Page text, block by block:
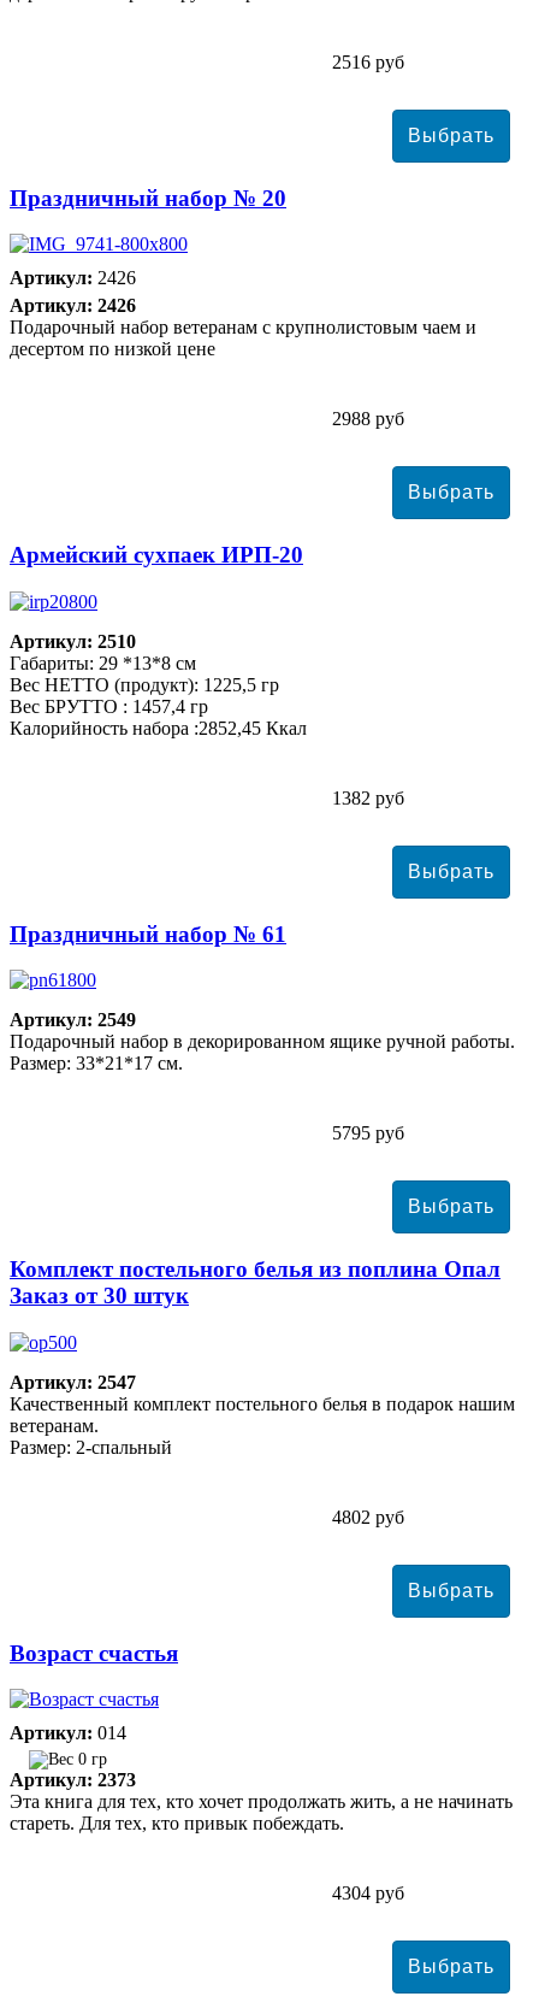
2516 руб
Праздничный набор № 20
Артикул: 2426
Артикул: 2426
Подарочный набор ветеранам с крупнолистовым чаем и
десертом по низкой цене
2988 руб
Армейский сухпаек ИРП-20
Артикул: 2510
Габариты: 29 *13*8 см
Вес НЕТТО (продукт): 1225,5 гр
Вес БРУТТО : 1457,4 гр
Калорийность набора :2852,45 Ккал
1382 руб
Праздничный набор № 61
Артикул: 2549
Подарочный набор в декорированном ящике ручной работы.
Размер: 33*21*17 см.
5795 руб
Комплект постельного белья из поплина Опал
Заказ от 30 штук
Артикул: 2547
Качественный комплект постельного белья в подарок нашим
ветеранам.
Размер: 2-спальный
4802 руб
Возраст счастья
Артикул: 014
0 гр
Артикул: 2373
Эта книга для тех, кто хочет продолжать жить, а не начинать
стареть. Для тех, кто привык побеждать.
4304 руб